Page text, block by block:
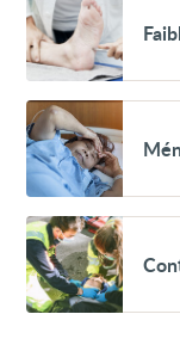
Faiblesse
musculaire
et
paralysie
Voir
Méningite
chez
l'adulte
Voir
Contusion
cérébrale